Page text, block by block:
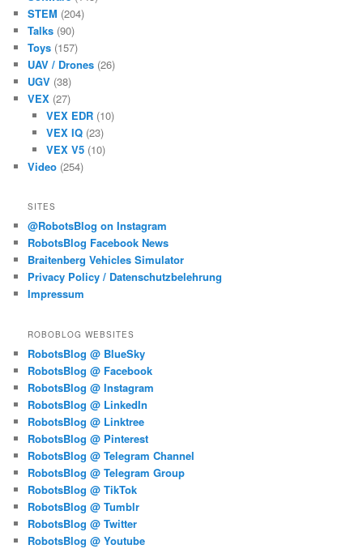
STEM (204)
Talks (90)
Toys (157)
UAV / Drones (26)
UGV (38)
VEX (27)
VEX EDR(10)
VEX IQ(23)
VEX V5(10)
Video (254)
SITES
@RobotsBlog on Instagram
RobotsBlog Facebook News
Braitenberg Vehicles Simulator
Privacy Policy / Datenschutzbelehrung
Impressum
ROBOBLOG WEBSITES
RobotsBlog @ BlueSky
RobotsBlog @ Facebook
RobotsBlog @ Instagram
RobotsBlog @ LinkedIn
RobotsBlog @ Linktree
RobotsBlog @ Pinterest
RobotsBlog @ Telegram Channel
RobotsBlog @ Telegram Group
RobotsBlog @ TikTok
RobotsBlog @ Tumblr
RobotsBlog @ Twitter
RobotsBlog @ Youtube